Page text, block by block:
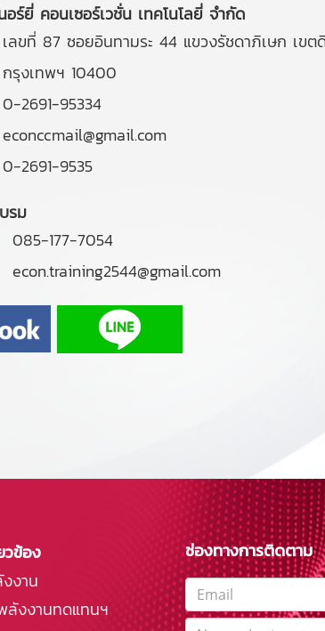
อร์ยี่ คอนเซอร์เวชั่น เทคโนโลยี่ จำกัด
เลขที่ 87 ซอยอินทามระ 44 แขวงรัชดาภิเษก เขต
กรุงเทพฯ 10400
0-2691-95334
econccmail@gmail.com
0-2691-9535
รม
085-177-7054
econ.training2544@gmail.com
วข้อง
งาน
งงานทดแทนฯ
ช่องทางการติดตาม